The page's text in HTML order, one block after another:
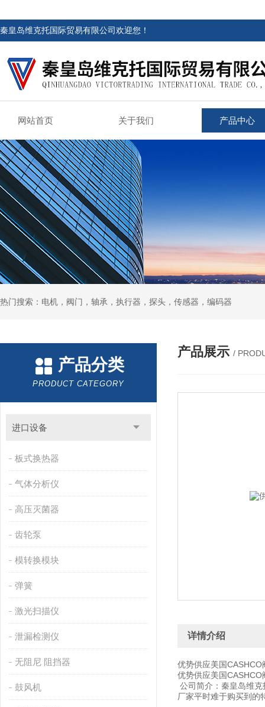
秦皇岛维克托国际贸易有限公司欢迎您！
网站首页 关于我们 产品中心
热门搜索：电机，阀门，轴承，执行器，探头，传感器，编码器
产品分类
PRODUCT CATEGORY
进口设备
板式换热器
气体分析仪
高压灭菌器
齿轮泵
模转换模块
弹簧
激光扫描仪
泄漏检测仪
无阻尼 阻挡器
鼓风机
产品展示 /
详情介绍
优势供应美国CASHCO
优势供应美国CASHCO
公司简介：秦皇岛维
厂家平时难于购买到的